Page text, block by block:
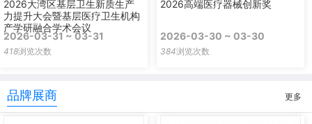
2026大湾区基层卫生新质生产
力提升大会暨基层医疗卫生机构
产学研融合学术会议
2026-03-31 ~ 03-31
418浏览次数
2026高端医疗器械创新奖
2026-03-30 ~ 03-30
384浏览次数
品牌展商 更多